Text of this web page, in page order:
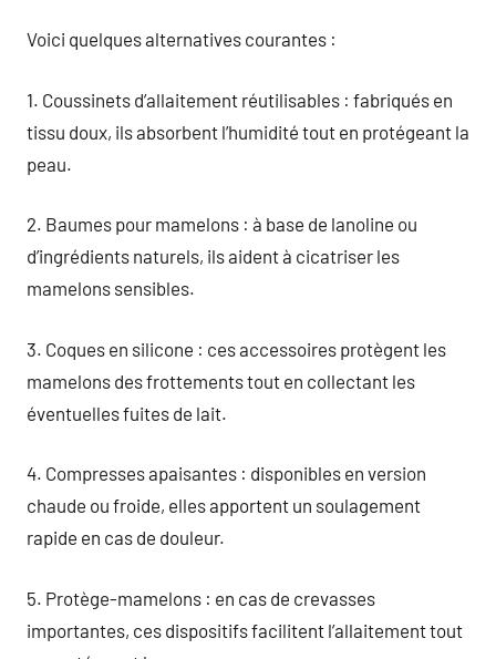
Voici quelques alternatives courantes :
1. Coussinets d’allaitement réutilisables : fabriqués en
tissu doux, ils absorbent l’humidité tout en protégeant la
peau.
2. Baumes pour mamelons : à base de lanoline ou
d’ingrédients naturels, ils aident à cicatriser les
mamelons sensibles.
3. Coques en silicone : ces accessoires protègent les
mamelons des frottements tout en collectant les
éventuelles fuites de lait.
4. Compresses apaisantes : disponibles en version
chaude ou froide, elles apportent un soulagement
rapide en cas de douleur.
5. Protège-mamelons : en cas de crevasses
importantes, ces dispositifs facilitent l’allaitement tout